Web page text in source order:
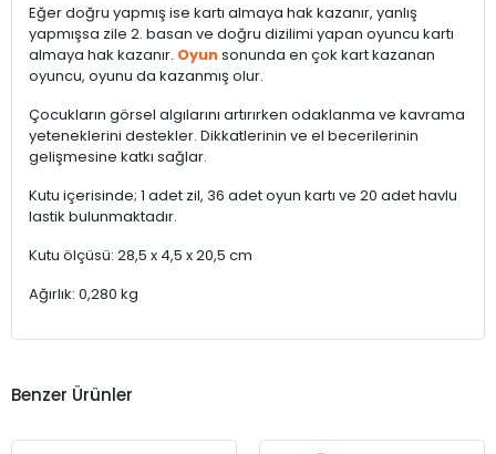
Eğer doğru yapmış ise kartı almaya hak kazanır, yanlış
yapmışsa zile 2. basan ve doğru dizilimi yapan oyuncu kartı
almaya hak kazanır. Oyunsonunda en çok kart kazanan
oyuncu, oyunu da kazanmış olur.
Çocukların görsel algılarını artırırken odaklanma ve kavrama
yeteneklerini destekler. Dikkatlerinin ve el becerilerinin
gelişmesine katkı sağlar.
Kutu içerisinde; 1 adet zil, 36 adet oyun kartı ve 20 adet havlu
lastik bulunmaktadır.
Kutu ölçüsü: 28,5 x 4,5 x 20,5 cm
Ağırlık: 0,280 kg
Benzer Ürünler